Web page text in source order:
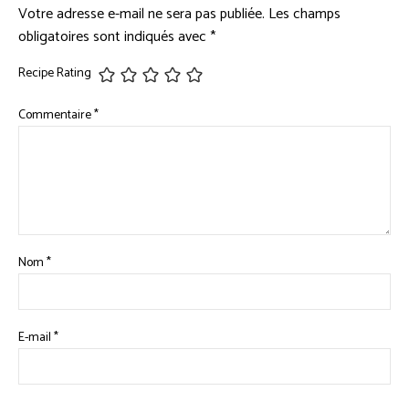
Votre adresse e-mail ne sera pas publiée. Les champs
obligatoires sont indiqués avec*
Recipe Rating
Commentaire*
Nom*
E-mail*